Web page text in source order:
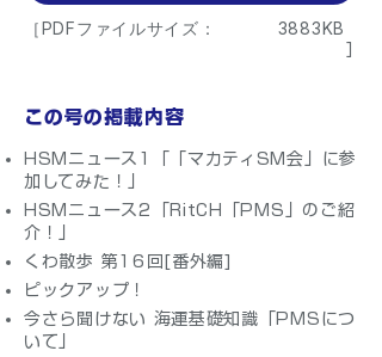
［PDFファイルサイズ： 3883KB
この号の掲載内容
HSMニュース1「「マカティSM会」に参
加してみた！」
HSMニュース2「RitCH「PMS」のご紹
介！」
くわ散歩 第16回[番外編]
ピックアップ！
今さら聞けない 海運基礎知識「PMSにつ
いて」